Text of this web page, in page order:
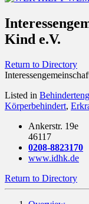
Kind e.V.
Return to Directory
Listed in
Körperbehindert,
Ankerstr. 19e
46117
0208-8823170
www.idhk.de
Return to Directory